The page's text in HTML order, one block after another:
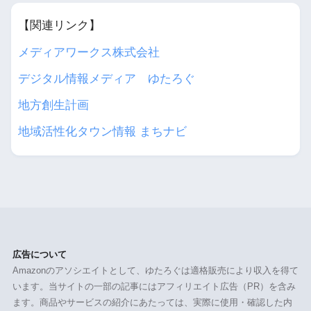
【関連リンク】
メディアワークス株式会社
デジタル情報メディア ゆたろぐ
地方創生計画
地域活性化タウン情報 まちナビ
広告について
Amazonのアソシエイトとして、ゆたろぐは適格販売により収入を得て
います。当サイトの一部の記事にはアフィリエイト広告（PR）を含み
ます。商品やサービスの紹介にあたっては、実際に使用・確認した内